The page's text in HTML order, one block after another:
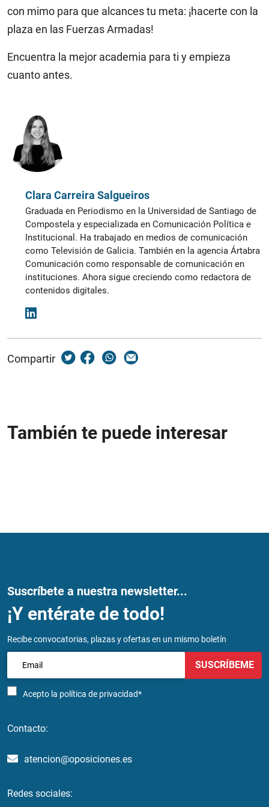
con mimo para que alcances tu meta: ¡hacerte con la
plaza en las Fuerzas Armadas!
Encuentra la mejor academia para ti y empieza
cuanto antes.
Clara Carreira Salgueiros
Graduada en Periodismo en la Universidad de Santiago de
Compostela y especializada en Comunicación Política e
Institucional. Ha trabajado en medios de comunicación
como Televisión de Galicia. También en la agencia Ártabra
Comunicación como responsable de comunicación en
instituciones. Ahora sigue creciendo como redactora de
contenidos digitales.
Compartir
También te puede interesar
Suscríbete a nuestra newsletter...
¡Y entérate de todo!
Recibe convocatorias, plazas y ofertas en un mismo boletín
Acepto la política de privacidad*
SUSCRÍBEME
Contacto:
atencion@oposiciones.es
Redes sociales: